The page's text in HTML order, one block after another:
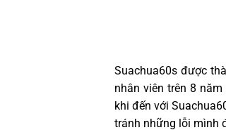
Suachua60s được
nhân viên trên 8
khi đến với
tránh những lỗi mình